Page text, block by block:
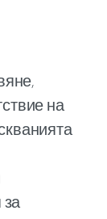
на
за